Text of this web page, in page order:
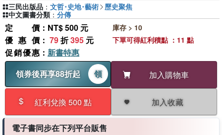
定價 ：NT$ 500 元
優惠價 ： 79折395 元
促銷優惠 ： 新書特惠
領券後再享88折起
領 加入購物車
紅利兌換 500 點 加入收藏
庫存 > 10
下單可得紅利積點 ：11 點
三民出版品 ： 文哲･史地･藝術
歷史聚焦
中文圖書分類 ： 分傳
電子書同步在下列平台販售